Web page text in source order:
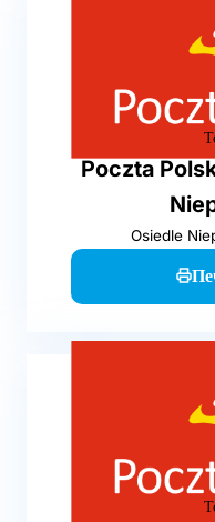
Poczta
Osiedle